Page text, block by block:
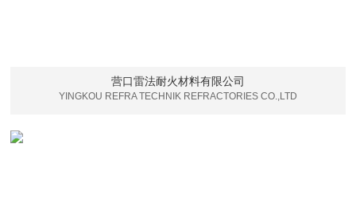
营口雷法耐火材料有限公司
YINGKOU REFRA TECHNIK REFRACTORIES CO.,LTD